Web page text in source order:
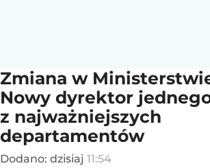
Zmiana w
Nowy dyrektor
z najważniejszych
departamentów
Dodano: dzisiaj 11:54